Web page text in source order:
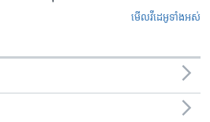
មើល​វីដេអូ​ទាំង​អស់